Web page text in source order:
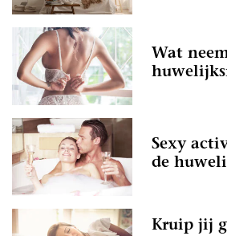
Wat
Sexy
de
Kruip jij